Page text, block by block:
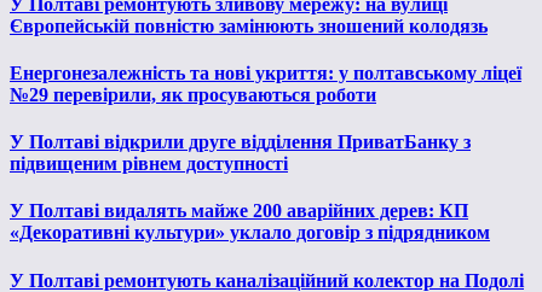
Європейській повністю замінюють зношений колодязь
Енергонезалежність та нові укриття: у полтавському ліцеї
№29 перевірили, як просуваються роботи
У Полтаві відкрили друге відділення ПриватБанку з
підвищеним рівнем доступності
У Полтаві видалять майже 200 аварійних дерев: КП
«Декоративні культури» уклало договір з підрядником
У Полтаві ремонтують каналізаційний колектор на Подолі